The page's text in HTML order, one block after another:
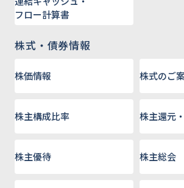
フロー計算書
株式・債券情報
株価情報 株式のご
株主構成比率 株主還元
株主優待 株主総会